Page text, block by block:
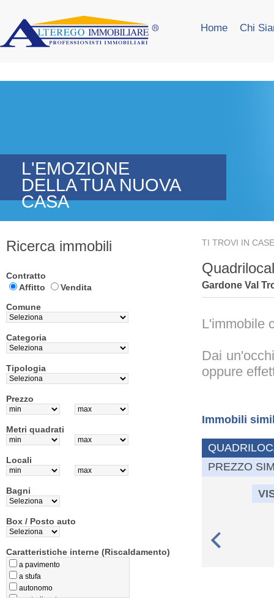
Home Chi
L'EMOZIONE
DELLA TUA NUOVA
CASA
Ricerca immobili
Contratto
Affitto
Vendita
Comune
Categoria
Tipologia
Prezzo
Metri quadrati
Locali
Bagni
Box / Posto auto
Caratteristiche interne (Riscaldamento)
a pavimento
a stufa
autonomo
centralizzato
TI TROVI IN
Gardone Val
L'immobile
Dai
oppure
Immobili
PREZZO